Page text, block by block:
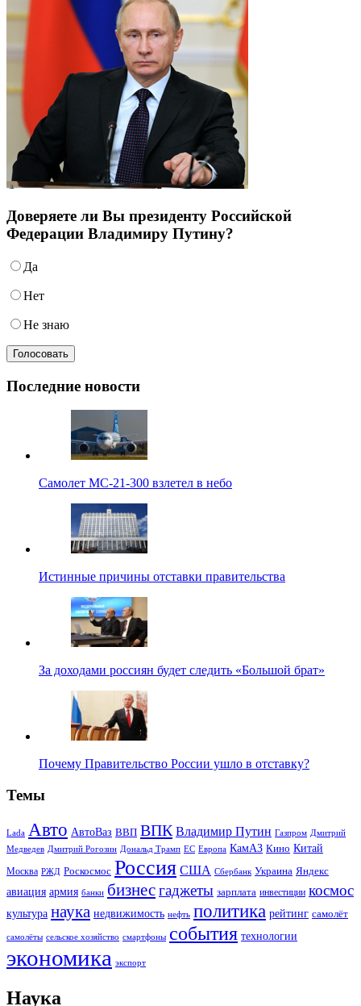
Доверяете ли Вы президенту Российской
Федерации Владимиру Путину?
Да
Нет
Не знаю
Последние новости
Самолет МС-21-300 взлетел в небо
Истинные причины отставки правительства
За доходами россиян будет следить «Большой брат»
Почему Правительство России ушло в отставку?
Темы
Lada Авто АвтоВаз ВВП ВПК Владимир Путин Газпром Дмитрий
Медведев Дмитрий Рогозин Дональд Трамп ЕС Европа КамАЗ Кино Китай
Москва РЖД Роскосмос Россия США Сбербанк Украина Яндекс
авиация армия банки бизнесгаджеты зарплата инвестиции космос
культура наука недвижимость нефть политика рейтинг самолёт
самолёты сельское хозяйство смартфоны события технологии
экономика экспорт
Наука